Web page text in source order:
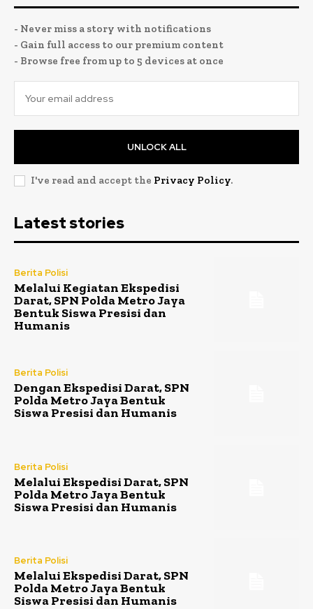
- Never miss a story with notifications
- Gain full access to our premium content
- Browse free from up to 5 devices at once
UNLOCK ALL
I've read and accept the Privacy Policy.
Latest stories
Berita Polisi
Melalui Kegiatan Ekspedisi
Darat, SPN Polda Metro Jaya
Bentuk Siswa Presisi dan
Humanis
Berita Polisi
Dengan Ekspedisi Darat, SPN
Polda Metro Jaya Bentuk
Siswa Presisi dan Humanis
Berita Polisi
Melalui Ekspedisi Darat, SPN
Polda Metro Jaya Bentuk
Siswa Presisi dan Humanis
Berita Polisi
Melalui Ekspedisi Darat, SPN
Polda Metro Jaya Bentuk
Siswa Presisi dan Humanis